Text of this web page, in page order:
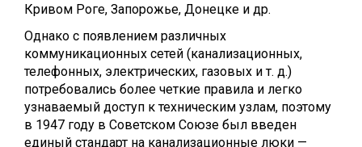
Кривом Роге, Запорожье, Донецке и др.
Однако с появлением различных
коммуникационных сетей (канализационных,
телефонных, электрических, газовых и т. д.)
потребовались более четкие правила и легко
узнаваемый доступ к техническим узлам, поэтому
в 1947 году в Советском Союзе был введен
единый стандарт на канализационные люки —